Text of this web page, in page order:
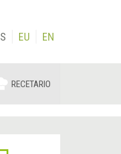
EU EN
RECETARIO